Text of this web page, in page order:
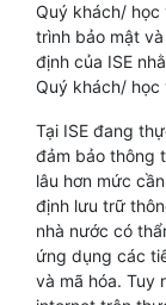
Quý khách/ học
trình bảo mật
định của ISE
Quý khách/ học
Tại ISE đang
đảm bảo thông
lâu hơn mức
định lưu trữ
nhà nước có
ứng dụng các
và mã hóa. Tuy